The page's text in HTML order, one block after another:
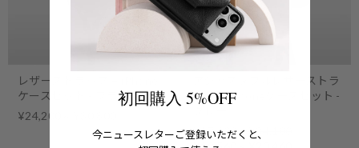
レザーストラップ + iPhone
ケースセット - ブラック
¥24,200 ~ ¥30,800
アジャスタブルレザーストラ
ップ + iPhoneケースセット -
Regular
price
¥17,600 ~ ¥34,100
Sale
初回購入 5%OFF
今ニュースレターご登録いただくと、